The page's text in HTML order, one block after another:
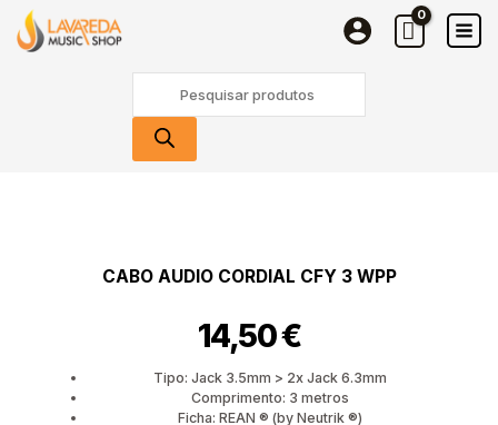
content
search
CABO AUDIO CORDIAL CFY 3 WPP
14,50€
Tipo: Jack 3.5mm > 2x Jack 6.3mm
Comprimento: 3 metros
Ficha: REAN ® (by Neutrik ®)
audio
CORDIAL
WPP